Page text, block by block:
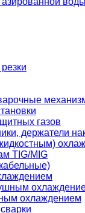
газов
держатели
TIG/MIG
охлаждением